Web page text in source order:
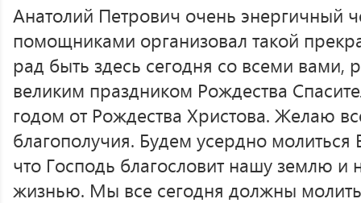
Анатолий Петрович очень энергичный
помощниками организовал такой
рад быть здесь сегодня со всеми вами,
великим праздником Рождества
годом от Рождества Христова. Желаю
благополучия. Будем усердно молиться
что Господь благословит нашу землю
жизнью. Мы все сегодня должны